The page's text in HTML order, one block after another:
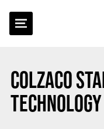
COLZACO
TERUG NAAR